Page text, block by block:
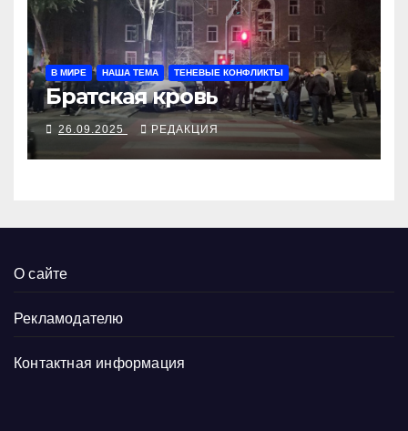
В МИРЕ НАША ТЕМА ТЕНЕВЫЕ КОНФЛИКТЫ
Братская кровь
26.09.2025 РЕДАКЦИЯ
О сайте
Рекламодателю
Контактная информация